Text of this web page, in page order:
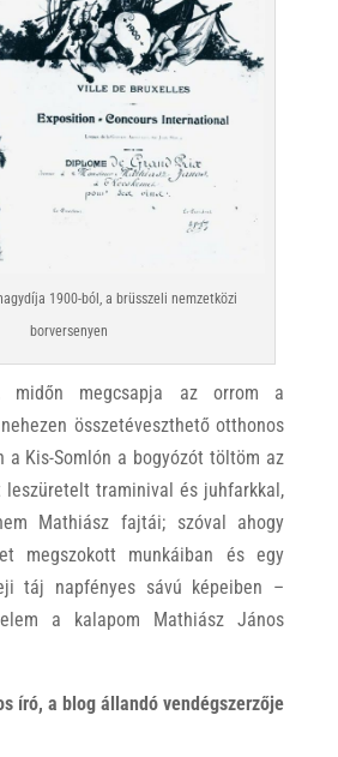
1900-ból, a brüsszeli nemzetközi
borversenyen
midőn megcsapja az orrom a
összetéveszthető otthonos
a Kis-Somlón a bogyózót töltöm az
leszüretelt traminival és juhfarkkal,
Mathiász fajtái; szóval ahogy
megszokott munkáiban és egy
táj napfényes sávú képeiben –
a kalapom Mathiász János
író, a blog állandó vendégszerzője